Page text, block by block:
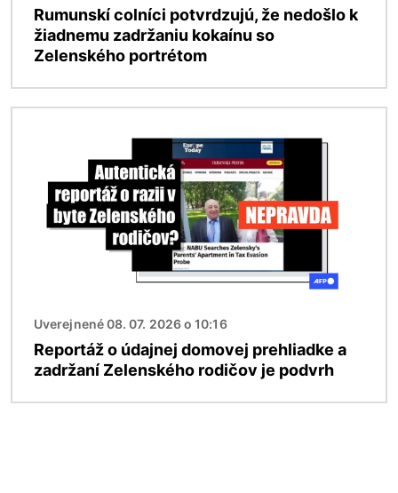
Rumunskí colníci potvrdzujú, že nedošlo k
žiadnemu zadržaniu kokaínu so
Zelenského portrétom
Uverejnené 08. 07. 2026 o 10:16
Reportáž o údajnej domovej prehliadke a
zadržaní Zelenského rodičov je podvrh